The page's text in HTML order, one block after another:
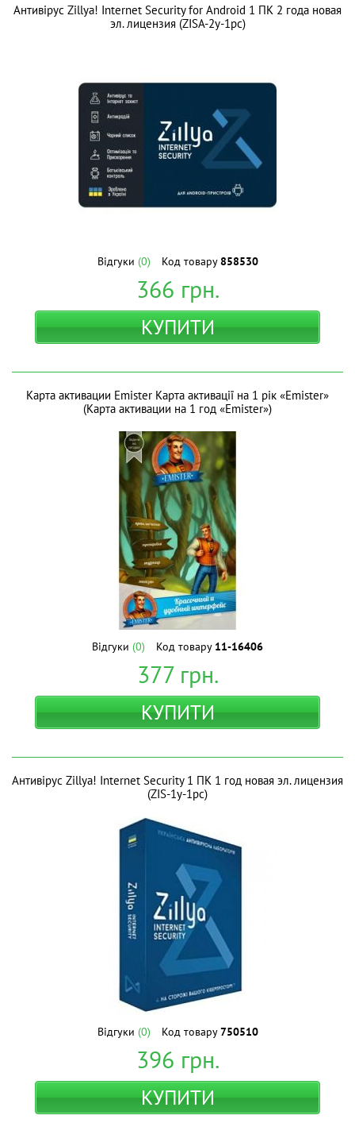
Антивірус Zillya! Internet Security for Android 1 ПК 2 года новая
эл. лицензия (ZISA-2y-1pc)
Відгуки (0) Код товару858530
366 грн.
КУПИТИ
Карта активации Emister Карта активації на 1 рік «Emister»
(Карта активации на 1 год «Emister»)
Відгуки (0) Код товару 11-16406
377грн.
КУПИТИ
Антивірус Zillya! Internet Security 1 ПК 1 год новая эл. лицензия
(ZIS-1y-1pc)
Відгуки (0) Код товару750510
396 грн.
КУПИТИ